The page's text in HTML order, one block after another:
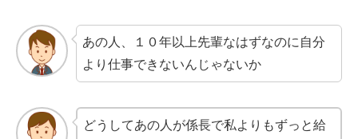
あの人、１０年以上先輩なはずなのに自分
より仕事できないんじゃないか
どうしてあの人が係長で私よりもずっと給